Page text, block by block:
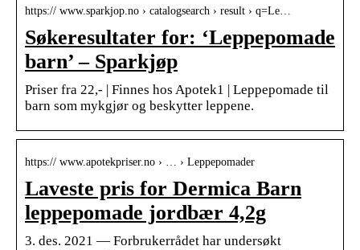
https:// www.sparkjop.no › catalogsearch › result › q=Le…
Søkeresultater for: ‘Leppepomade
barn’ – Sparkjøp
Priser fra 22,- | Finnes hos Apotek1 | Leppepomade til
barn som mykgjør og beskytter leppene.
https:// www.apotekpriser.no › … › Leppepomader
Laveste pris for Dermica Barn
leppepomade jordbær 4,2g
3. des. 2021 — Forbrukerrådet har undersøkt